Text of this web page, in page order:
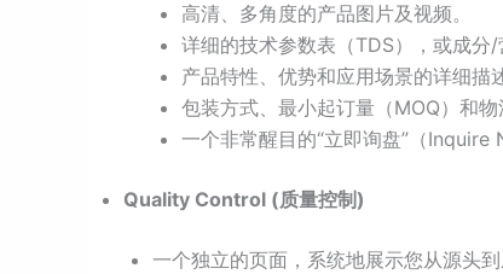
高清、多角度的产品图片及视频。
详细的技术参数表（TDS），或成分/
产品特性、优势和应用场景的详细描述
包装方式、最小起订量（MOQ）和物
一个非常醒目的“立即询盘”（Inquire
Quality Control (质量控制)
一个独立的页面，系统地展示您从源头